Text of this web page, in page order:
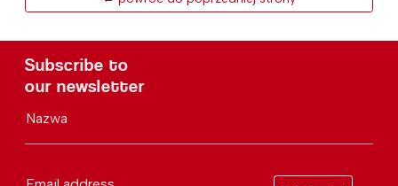
Subscribe to
our newsletter
Nazwa